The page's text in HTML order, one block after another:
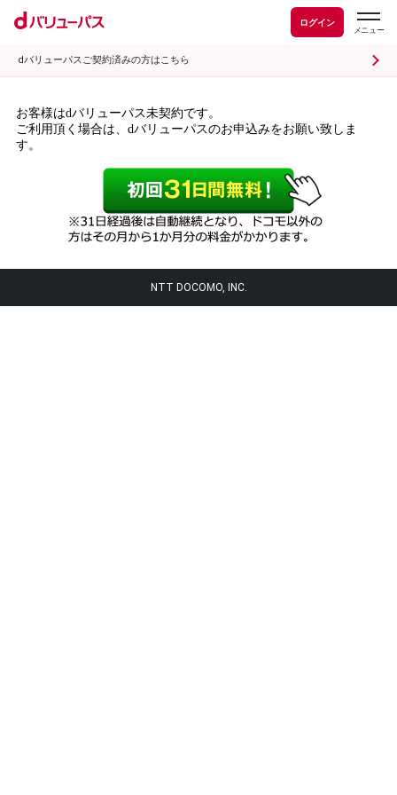
ログイン
dバリューパスご契約済みの方はこちら
お客様はdバリューパス未契約です。
ご利用頂く場合は、dバリューパスのお申込みをお願い致しま
す。
NTT DOCOMO, INC.